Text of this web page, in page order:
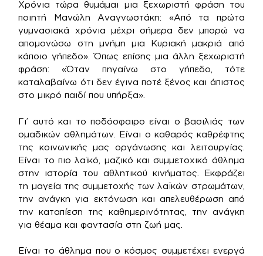
Χρόνια τώρα θυμάμαι μια ξεχωριστή φράση του
ποιητή Μανώλη Αναγνωστάκη: «Από τα πρώτα
γυμνασιακά χρόνια μέχρι σήμερα δεν μπορώ να
απομονώσω στη μνήμη μια Κυριακή μακριά από
κάποιο γήπεδο». Όπως επίσης μια άλλη ξεχωριστή
φράση: «Όταν πηγαίνω στο γήπεδο, τότε
καταλαβαίνω ότι δεν έγινα ποτέ ξένος και άπιστος
στο μικρό παιδί που υπήρξα».
Γι’ αυτό και το ποδόσφαιρο είναι ο βασιλιάς των
ομαδικών αθλημάτων. Είναι ο καθαρός καθρέφτης
της κοινωνικής μας οργάνωσης και λειτουργίας.
Είναι το πιο λαϊκό, μαζικό και συμμετοχικό άθλημα
στην ιστορία του αθλητικού κινήματος. Εκφράζει
τη μαγεία της συμμετοχής των λαϊκών στρωμάτων,
την ανάγκη για εκτόνωση και απελευθέρωση από
την καταπίεση της καθημερινότητας, την ανάγκη
για θέαμα και φαντασία στη ζωή μας.
Είναι το άθλημα που ο κόσμος συμμετέχει ενεργά